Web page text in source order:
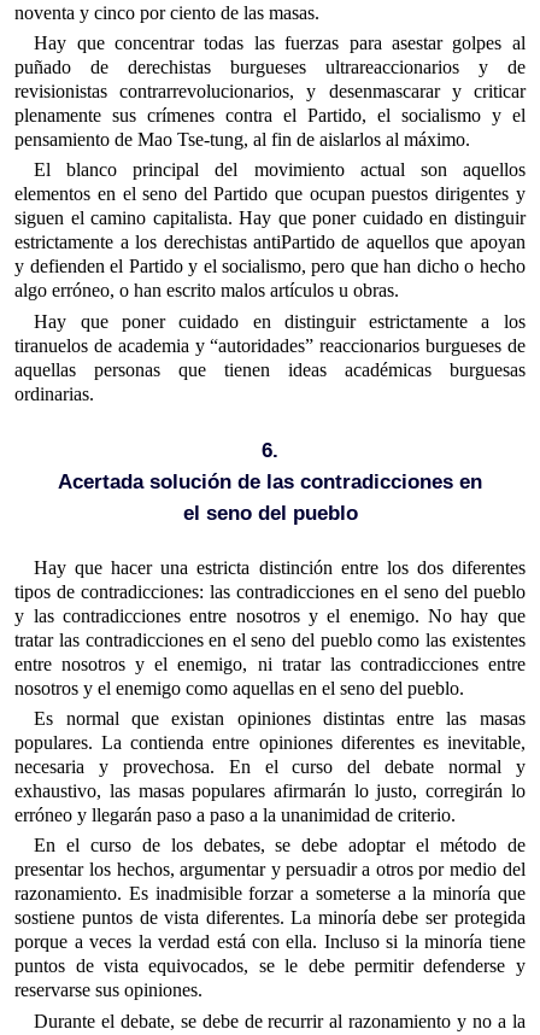
noventa y cinco por ciento de las masas.
Hay que concentrar todas las fuerzas para asestar golpes al
puñado de derechistas burgueses ultrareaccionarios y de
revisionistas contrarrevolucionarios, y desenmascarar y criticar
plenamente sus crímenes contra el Partido, el socialismo y el
pensamiento de Mao Tse-tung, al fin de aislarlos al máximo.
El blanco principal del movimiento actual son aquellos
elementos en el seno del Partido que ocupan puestos dirigentes y
siguen el camino capitalista. Hay que poner cuidado en distinguir
estrictamente a los derechistas antiPartido de aquellos que apoyan
y defienden el Partido y el socialismo, pero que han dicho o hecho
algo erróneo, o han escrito malos artículos u obras.
Hay que poner cuidado en distinguir estrictamente a los
tiranuelos de academia y “autoridades” reaccionarios burgueses de
aquellas personas que tienen ideas académicas burguesas
ordinarias.
6.
Acertada solución de las contradicciones en
el seno del pueblo
Hay que hacer una estricta distinción entre los dos diferentes
tipos de contradicciones: las contradicciones en el seno del pueblo
y las contradicciones entre nosotros y el enemigo. No hay que
tratar las contradicciones en el seno del pueblo como las existentes
entre nosotros y el enemigo, ni tratar las contradicciones entre
nosotros y el enemigo como aquellas en el seno del pueblo.
Es normal que existan opiniones distintas entre las masas
populares. La contienda entre opiniones diferentes es inevitable,
necesaria y provechosa. En el curso del debate normal y
exhaustivo, las masas populares afirmarán lo justo, corregirán lo
erróneo y llegarán paso a paso a la unanimidad de criterio.
En el curso de los debates, se debe adoptar el método de
presentar los hechos, argumentar y persuadir a otros por medio del
razonamiento. Es inadmisible forzar a someterse a la minoría que
sostiene puntos de vista diferentes. La minoría debe ser protegida
porque a veces la verdad está con ella. Incluso si la minoría tiene
puntos de vista equivocados, se le debe permitir defenderse y
reservarse sus opiniones.
Durante el debate, se debe de recurrir al razonamiento y no a la